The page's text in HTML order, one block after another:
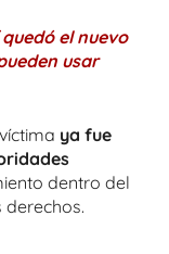
quedó el nuevo
usar
ya fue
dentro del